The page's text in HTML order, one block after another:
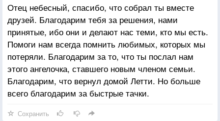
Отец небесный, спасибо, что собрал ты вместе
друзей. Благодарим тебя за решения, нами
принятые, ибо они и делают нас теми, кто мы есть.
Помоги нам всегда помнить любимых, которых мы
потеряли. Благодарим за то, что ты послал нам
этого ангелочка, ставшего новым членом семьи.
Благодарим, что вернул домой Летти. Но больше
всего благодарим за быстрые тачки.
Сохранить